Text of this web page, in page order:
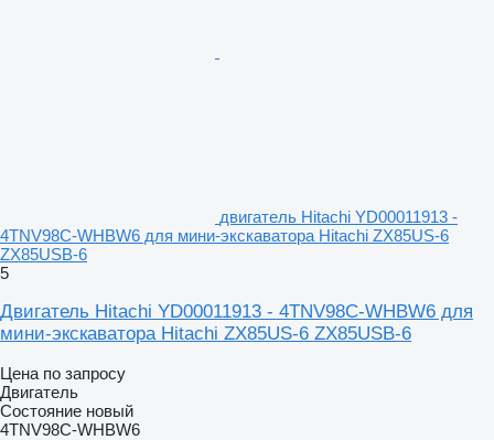
двигатель Hitachi YD00011913 -
4TNV98C-WHBW6 для мини-экскаватора Hitachi ZX85US-6
ZX85USB-6
5
Двигатель Hitachi YD00011913 - 4TNV98C-WHBW6 для
мини-экскаватора Hitachi ZX85US-6 ZX85USB-6
Цена по запросу
Двигатель
Состояние новый
4TNV98C-WHBW6